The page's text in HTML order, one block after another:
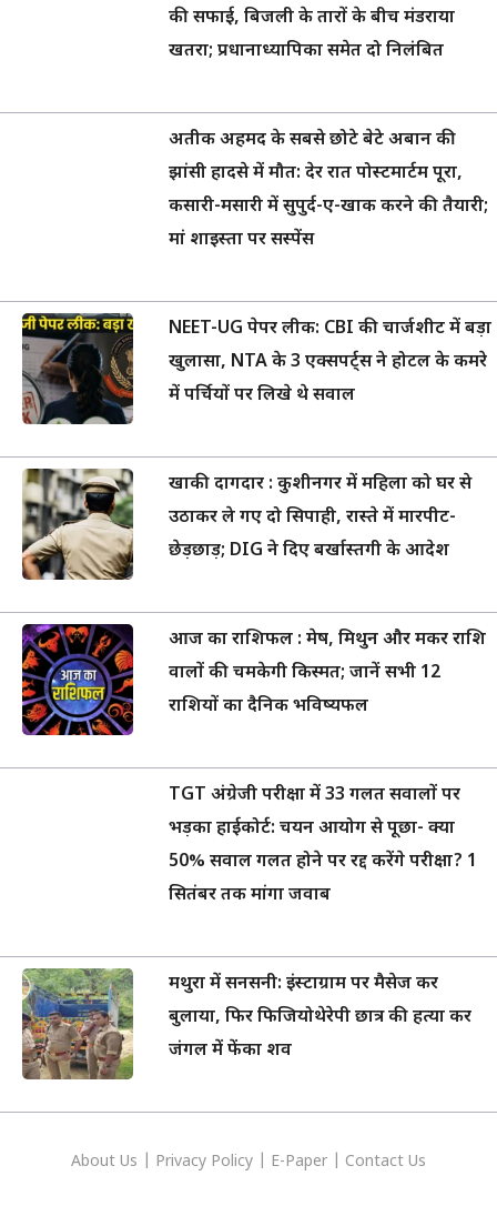
की सफाई, बिजली के तारों के बीच मंडराया
खतरा; प्रधानाध्यापिका समेत दो निलंबित
अतीक अहमद के सबसे छोटे बेटे अबान की
झांसी हादसे में मौत: देर रात पोस्टमार्टम पूरा,
कसारी-मसारी में सुपुर्द-ए-खाक करने की तैयारी;
मां शाइस्ता पर सस्पेंस
NEET-UG पेपर लीक: CBI की चार्जशीट में बड़ा
खुलासा, NTA के 3 एक्सपर्ट्स ने होटल के कमरे
में पर्चियों पर लिखे थे सवाल
खाकी दागदार : कुशीनगर में महिला को घर से
उठाकर ले गए दो सिपाही, रास्ते में मारपीट-
छेड़छाड़; DIG ने दिए बर्खास्तगी के आदेश
आज का राशिफल : मेष, मिथुन और मकर राशि
वालों की चमकेगी किस्मत; जानें सभी 12
राशियों का दैनिक भविष्यफल
TGT अंग्रेजी परीक्षा में 33 गलत सवालों पर
भड़का हाईकोर्ट: चयन आयोग से पूछा- क्या
50% सवाल गलत होने पर रद्द करेंगे परीक्षा? 1
सितंबर तक मांगा जवाब
मथुरा में सनसनी: इंस्टाग्राम पर मैसेज कर
बुलाया, फिर फिजियोथेरेपी छात्र की हत्या कर
जंगल में फेंका शव
About Us Privacy Policy E-Paper Contact Us